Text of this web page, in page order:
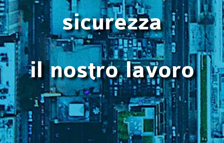
sicurezza
il nostro lavoro